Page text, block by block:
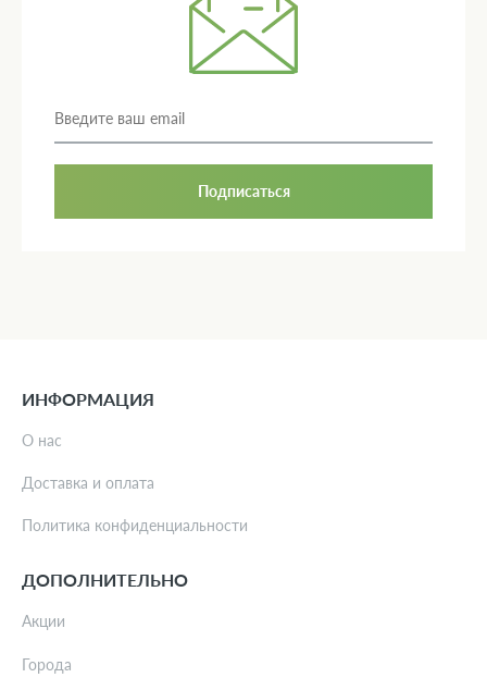
Подписаться
ИНФОРМАЦИЯ
О нас
Доставка и оплата
Политика конфиденциальности
ДОПОЛНИТЕЛЬНО
Акции
Города